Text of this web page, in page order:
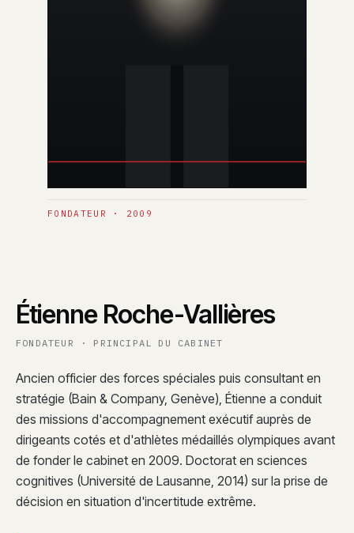
FONDATEUR · 2009
Étienne Roche-Vallières
FONDATEUR · PRINCIPAL DU CABINET
Ancien officier des forces spéciales puis consultant en
stratégie (Bain & Company, Genève), Étienne a conduit
des missions d'accompagnement exécutif auprès de
dirigeants cotés et d'athlètes médaillés olympiques avant
de fonder le cabinet en 2009. Doctorat en sciences
cognitives (Université de Lausanne, 2014) sur la prise de
décision en situation d'incertitude extrême.